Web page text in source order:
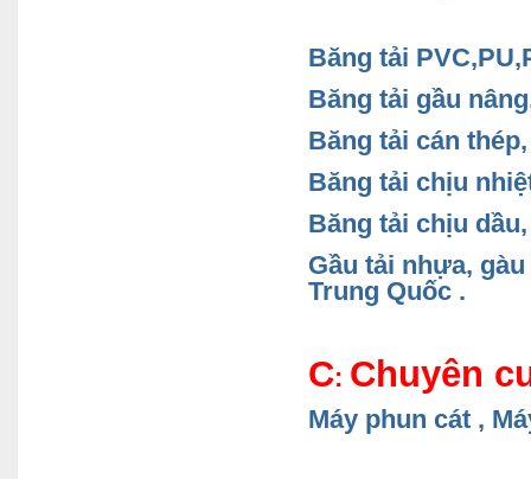
Băng tải
Băng tải gầu
Băng tải cán
Băng tải chịu
Băng tải chịu
Gầu tải nhựa,
Trung Quốc .
C: Chuyên
Máy phun cát ,